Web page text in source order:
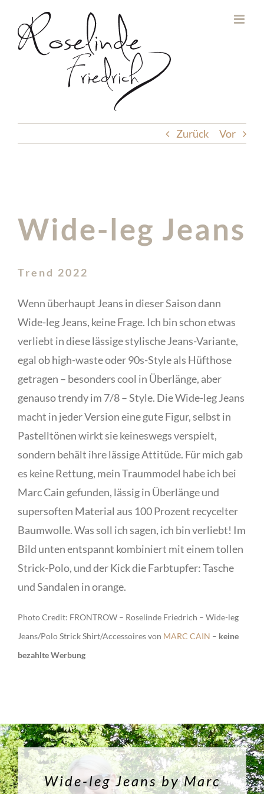
Inhalt
springen
Zurück Vor
Wide-leg Jeans
Trend 2022
Wenn überhaupt Jeans in dieser Saison dann
Wide-leg Jeans, keine Frage. Ich bin schon etwas
verliebt in diese lässige stylische Jeans-Variante,
egal ob high-waste oder 90s-Style als Hüfthose
getragen – besonders cool in Überlänge, aber
genauso trendy im 7/8 – Style. Die Wide-leg Jeans
macht in jeder Version eine gute Figur, selbst in
Pastelltönen wirkt sie keineswegs verspielt,
sondern behält ihre lässige Attitüde. Für mich gab
es keine Rettung, mein Traummodel habe ich bei
Marc Cain gefunden, lässig in Überlänge und
supersoften Material aus 100 Prozent recycelter
Baumwolle. Was soll ich sagen, ich bin verliebt! Im
Bild unten entspannt kombiniert mit einem tollen
Strick-Polo, und der Kick die Farbtupfer: Tasche
und Sandalen in orange.
Photo Credit: FRONTROW – Roselinde Friedrich – Wide-leg
Jeans/Polo Strick Shirt/Accessoires von MARC CAIN – keine
bezahlte Werbung
Wide-leg Jeans by Marc